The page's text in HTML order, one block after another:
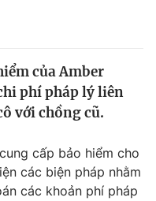
của Amber
phí pháp lý liên
với chồng cũ.
cấp bảo hiểm cho
các biện pháp nhằm
các khoản phí pháp